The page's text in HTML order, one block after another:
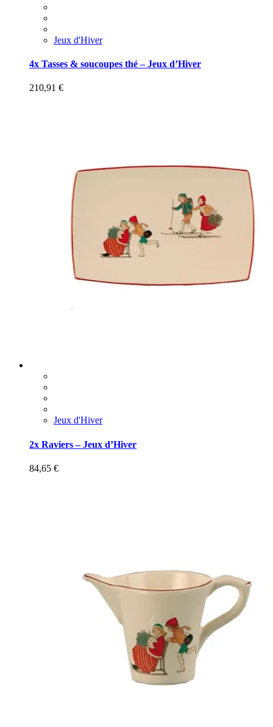
Jeux d'Hiver
4x Tasses & soucoupes thé – Jeux d’Hiver
210,91 €
Jeux d'Hiver
2x Raviers – Jeux d’Hiver
84,65 €